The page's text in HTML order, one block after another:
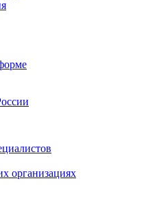
организациях